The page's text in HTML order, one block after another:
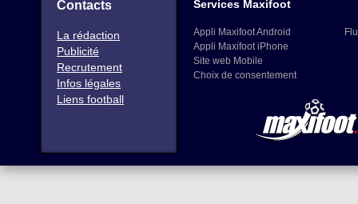
Contacts
La rédaction
Publicité
Recrutement
Infos légales
Liens football
Services Maxifoot
Appli Maxifoot Android
Appli Maxifoot iPhone
Site web Mobile
Choix de consentement